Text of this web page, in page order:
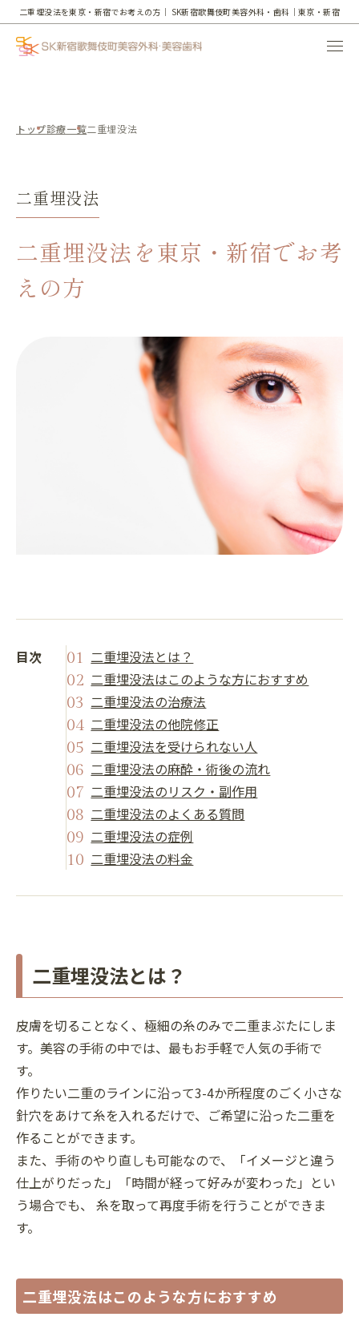
二重埋没法を東京・新宿でお考えの方｜ SK新宿歌舞伎町美容外科・歯科｜東京・新宿
トップ診療一覧二重埋没法
二重埋没法
二重埋没法を東京・新宿でお考
えの方
目次
二重埋没法とは？
二重埋没法はこのような方におすすめ
二重埋没法の治療法
二重埋没法の他院修正
二重埋没法を受けられない人
二重埋没法の麻酔・術後の流れ
二重埋没法のリスク・副作用
二重埋没法のよくある質問
二重埋没法の症例
二重埋没法の料金
二重埋没法とは？
皮膚を切ることなく、極細の糸のみで二重まぶたにしま
す。美容の手術の中では、最もお手軽で人気の手術で
す。
作りたい二重のラインに沿って3-4か所程度のごく小さな
針穴をあけて糸を入れるだけで、ご希望に沿った二重を
作ることができます。
また、手術のやり直しも可能なので、「イメージと違う
仕上がりだった」「時間が経って好みが変わった」とい
う場合でも、 糸を取って再度手術を行うことができま
す。
二重埋没法はこのような方におすすめ